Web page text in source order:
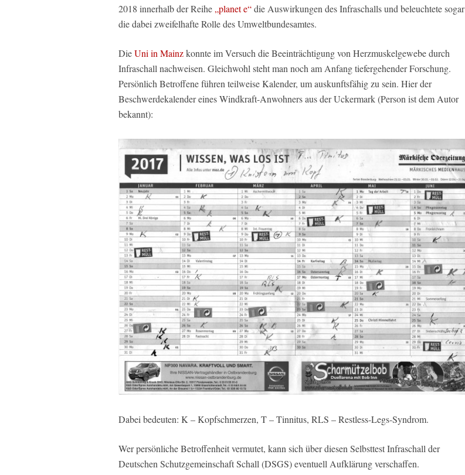
2018 innerhalb der Reihe „planet e“die Auswirkungen des Infraschalls und beleuchtete sogar
die dabei zweifelhafte Rolle des Umweltbundesamtes.
DieUni in Mainzkonnte im Versuch die Beeinträchtigung von Herzmuskelgewebe durch
Infraschall nachweisen. Gleichwohl steht man noch am Anfang tiefergehender Forschung.
Persönlich Betroffene führen teilweise Kalender, um auskunftsfähig zu sein. Hier der
Beschwerdekalender eines Windkraft-Anwohners aus der Uckermark (Person ist dem Autor
bekannt):
Dabei bedeuten: K – Kopfschmerzen, T – Tinnitus, RLS – Restless-Legs-Syndrom.
Wer persönliche Betroffenheit vermutet, kann sich über diesen Selbsttest Infraschall der
Deutschen Schutzgemeinschaft Schall (DSGS) eventuell Aufklärung verschaffen.